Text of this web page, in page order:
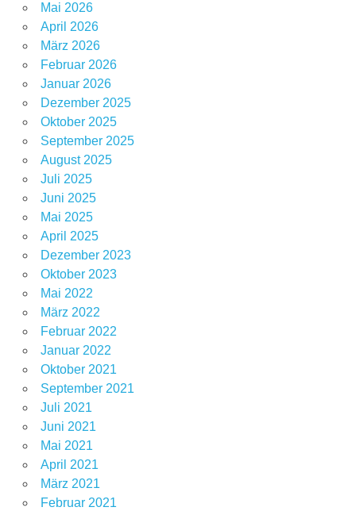
Mai 2026
April 2026
März 2026
Februar 2026
Januar 2026
Dezember 2025
Oktober 2025
September 2025
August 2025
Juli 2025
Juni 2025
Mai 2025
April 2025
Dezember 2023
Oktober 2023
Mai 2022
März 2022
Februar 2022
Januar 2022
Oktober 2021
September 2021
Juli 2021
Juni 2021
Mai 2021
April 2021
März 2021
Februar 2021